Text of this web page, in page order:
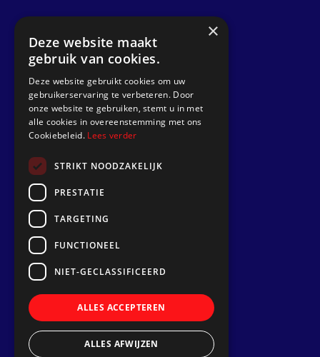
Get a quote
Go to
Dek Designer
Projects
Follow us
×
Deze website maakt
gebruik van cookies.
Deze website gebruikt cookies om uw
gebruikerservaring te verbeteren. Door
onze website te gebruiken, stemt u in met
alle cookies in overeenstemming met ons
Cookiebeleid. Lees verder
STRIKT NOODZAKELIJK
PRESTATIE
TARGETING
FUNCTIONEEL
NIET-GECLASSIFICEERD
ALLES ACCEPTEREN
ALLES AFWIJZEN